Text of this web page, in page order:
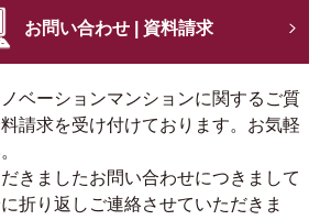
お問い合わせ | 資料請求
ベーションマンションに関するご質
請求を受け付けております。お気軽
きましたお問い合わせにつきまして
折り返しご連絡させていただきま